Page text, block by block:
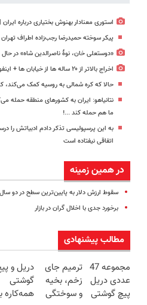
استوری معنادار بهنوش بختیاری درباره
پیکر سوخته حمیدرضا رجب‌زاده اطراف
«دوستعلی خان، نوۀ ناصرالدین شاه» در
اخراج بالاتر از ۲۰ ساله ها از خیابان ها + اینفوگرافیک
حالا که کره شمالی به روسیه کمک می‌کند،
نتانیاهو: ایران به کشورهای منطقه حمله
ما هم حمله کند ...!
به این پرسپولیسی تذکر دادم ادبیاتش را
اتفاقی نیفتاده است
در همین زمینه
سقوط ارزش دلار به پایین‌ترین سطح در دو
برخورد جدی با اخلال گران در بازار
مطالب پیشنهادی
مجموعه 47
عددی دریل
پیچ گوشتی
ترمیم جای
زخم، بخیه
و سوختگی
دریل و
گوشتی
همه‌کاره